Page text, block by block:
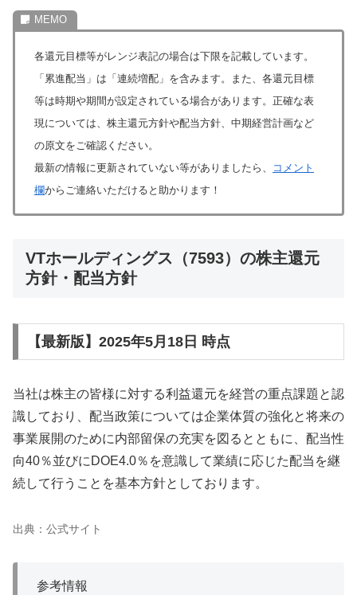
各還元目標等がレンジ表記の場合は下限を記載しています。
「累進配当」は「連続増配」を含みます。また、各還元目標
等は時期や期間が設定されている場合があります。正確な表
現については、株主還元方針や配当方針、中期経営計画など
の原文をご確認ください。
最新の情報に更新されていない等がありましたら、
コメント
欄からご連絡いただけると助かります！
VTホールディングス（7593）の株主還元
方針・配当方針
【最新版】2025年5月18日 時点
当社は株主の皆様に対する利益還元を経営の重点課題と認
識しており、配当政策については企業体質の強化と将来の
事業展開のために内部留保の充実を図るとともに、配当性
向40％並びにDOE4.0％を意識して業績に応じた配当を継
続して行うことを基本方針としております。
出典：公式サイト
参考情報